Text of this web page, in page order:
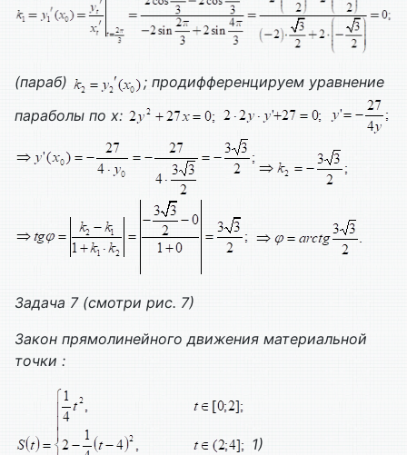
(параб)
; продифференцируем уравнение
параболы по х:
Задача 7 (смотри рис. 7)
Закон прямолинейного движения материальной
точки :
1)